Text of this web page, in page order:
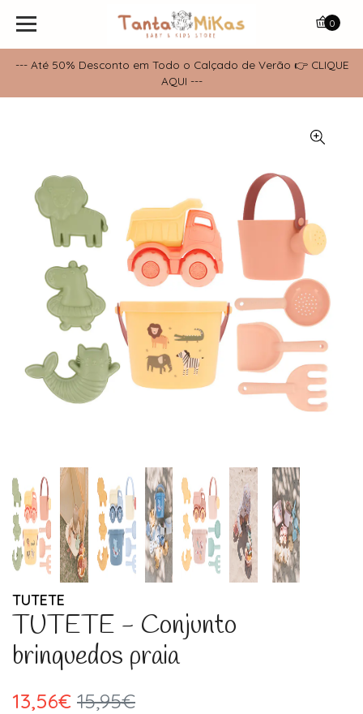
--- Até 50% Desconto em Todo o Calçado de Verão 👉 CLIQUE
AQUI ---
0
TUTETE
TUTETE - Conjunto
brinquedos praia
13,56€ 15,95€